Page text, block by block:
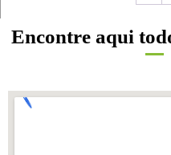
Encontre aqui